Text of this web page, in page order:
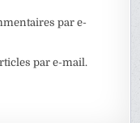
par e-
par e-mail.